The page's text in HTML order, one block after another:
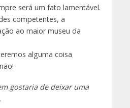
será um fato lamentável.
competentes, a
ao maior museu da
alguma coisa
gostaria de deixar uma